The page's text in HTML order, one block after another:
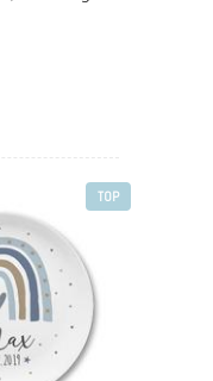
TOP